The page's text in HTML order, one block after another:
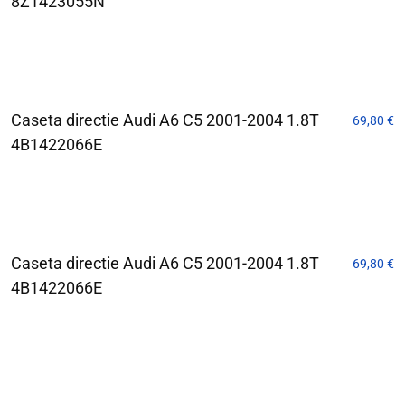
Caseta directie Audi A6 C5 2001-2004 1.8T
4B1422066E
69,80 €
Caseta directie Audi A6 C5 2001-2004 1.8T
4B1422066E
69,80 €